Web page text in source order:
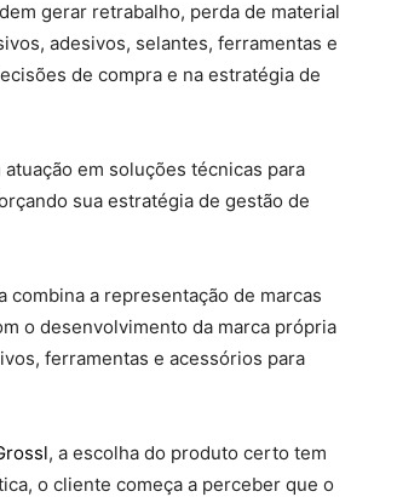
gerar retrabalho, perda de material
adesivos, selantes, ferramentas e
de compra e na estratégia de
em soluções técnicas para
sua estratégia de gestão de
combina a representação de marcas
o desenvolvimento da marca própria
ferramentas e acessórios para
, a escolha do produto certo tem
o cliente começa a perceber que o